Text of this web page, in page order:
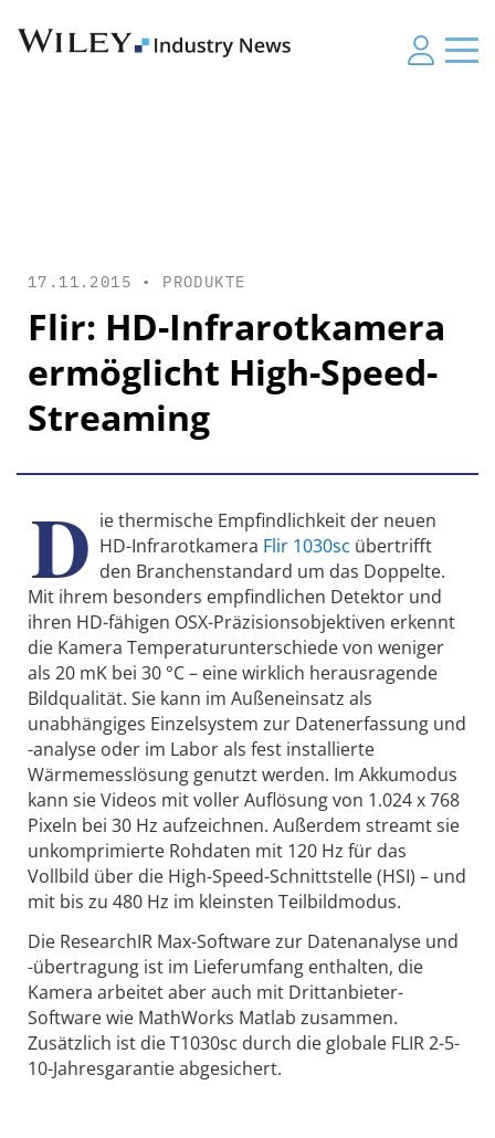
17.11.2015 • PRODUKTE
Flir: HD-Infrarotkamera
ermöglicht High-Speed-
Streaming
D ie thermische Empfindlichkeit der neuen
HD-Infrarotkamera Flir 1030sc übertrifft
den Branchenstandard um das Doppelte.
Mit ihrem besonders empfindlichen Detektor und
ihren HD-fähigen OSX-Präzisionsobjektiven erkennt
die Kamera Temperaturunterschiede von weniger
als 20 mK bei 30 °C – eine wirklich herausragende
Bildqualität. Sie kann im Außeneinsatz als
unabhängiges Einzelsystem zur Datenerfassung und
-analyse oder im Labor als fest installierte
Wärmemesslösung genutzt werden. Im Akkumodus
kann sie Videos mit voller Auflösung von 1.024 x 768
Pixeln bei 30 Hz aufzeichnen. Außerdem streamt sie
unkomprimierte Rohdaten mit 120 Hz für das
Vollbild über die High-Speed-Schnittstelle (HSI) – und
mit bis zu 480 Hz im kleinsten Teilbildmodus.
Die ResearchIR Max-Software zur Datenanalyse und
-übertragung ist im Lieferumfang enthalten, die
Kamera arbeitet aber auch mit Drittanbieter-
Software wie MathWorks Matlab zusammen.
Zusätzlich ist die T1030sc durch die globale FLIR 2-5-
10-Jahresgarantie abgesichert.